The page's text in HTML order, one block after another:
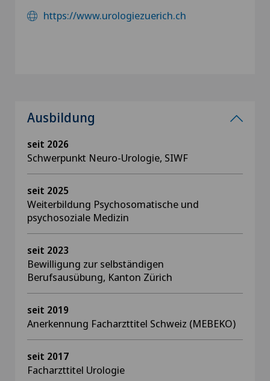
https://www.urologiezuerich.ch
Ausbildung
seit 2026
Schwerpunkt Neuro-Urologie, SIWF
seit 2025
Weiterbildung Psychosomatische und
psychosoziale Medizin
seit 2023
Bewilligung zur selbständigen
Berufsausübung, Kanton Zürich
seit 2019
Anerkennung Facharzttitel Schweiz (MEBEKO)
seit 2017
Facharzttitel Urologie